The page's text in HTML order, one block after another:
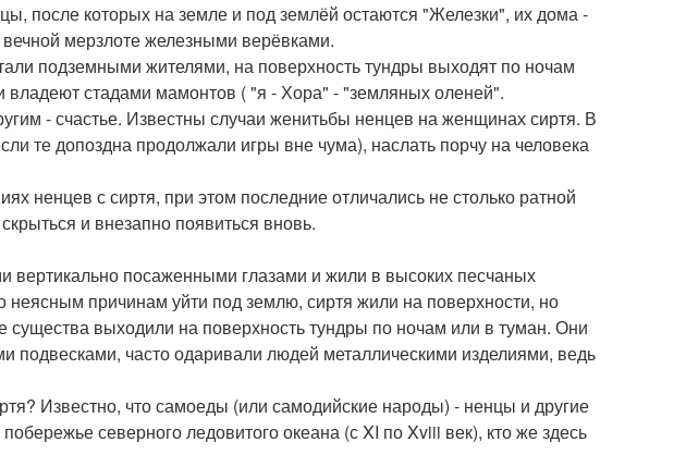
после которых на земле и под землёй остаются "Железки", их дома -
мерзлоте железными верёвками.
подземными жителями, на поверхность тундры выходят по ночам
стадами мамонтов ( "я - Хора" - "земляных оленей".
- счастье. Известны случаи женитьбы ненцев на женщинах сиртя. В
те допоздна продолжали игры вне чума), наслать порчу на человека
ненцев с сиртя, при этом последние отличались не столько ратной
и внезапно появиться вновь.
вертикально посаженными глазами и жили в высоких песчаных
неясным причинам уйти под землю, сиртя жили на поверхности, но
существа выходили на поверхность тундры по ночам или в туман. Они
подвесками, часто одаривали людей металлическими изделиями, ведь
Известно, что самоеды (или самодийские народы) - ненцы и другие
северного ледовитого океана (с XI по Xviii век), кто же здесь